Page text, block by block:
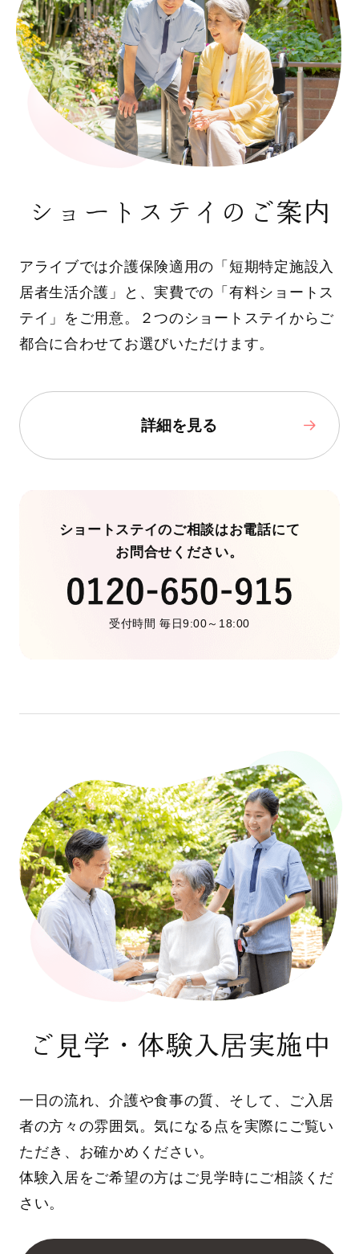
ショートステイのご案内
アライブでは介護保険適用の「短期特定施設入
居者生活介護」と、実費での「有料ショートス
テイ」をご用意。２つのショートステイからご
都合に合わせてお選びいただけます。
詳細を見る
ショートステイのご相談はお電話にて
お問合せください。
受付時間 毎日9:00～18:00
ご見学・体験入居実施中
一日の流れ、介護や食事の質、そして、ご入居
者の方々の雰囲気。気になる点を実際にご覧い
ただき、お確かめください。
体験入居をご希望の方はご見学時にご相談くだ
さい。